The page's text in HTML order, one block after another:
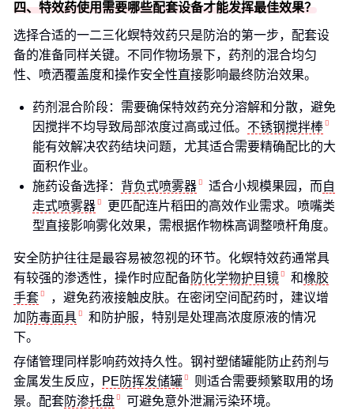
四、特效药使用需要哪些配套设备才能发挥最佳效果？
选择合适的一二三化螟特效药只是防治的第一步，配套设
备的准备同样关键。不同作物场景下，药剂的混合均匀
性、喷洒覆盖度和操作安全性直接影响最终防治效果。
药剂混合阶段：需要确保特效药充分溶解和分散，避免
因搅拌不均导致局部浓度过高或过低。 不锈钢搅拌棒
能有效解决农药结块问题，尤其适合需要精确配比的大
面积作业。
施药设备选择： 背负式喷雾器 适合小规模果园，而自
走式喷雾器
更匹配连片稻田的高效作业需求。喷嘴类
型直接影响雾化效果，需根据作物株高调整喷杆角度。
安全防护往往是最容易被忽视的环节。化螟特效药通常具
有较强的渗透性，操作时应配备防化学物护目镜 和橡胶
手套
，避免药液接触皮肤。在密闭空间配药时，建议增
加 防毒面具
和防护服，特别是处理高浓度原液的情况
下。
存储管理同样影响药效持久性。钢衬塑储罐能防止药剂与
金属发生反应，
PE防挥发储罐
则适合需要频繁取用的场
景。配套防渗托盘
可避免意外泄漏污染环境。